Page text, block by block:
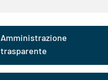
Amministrazione
trasparente